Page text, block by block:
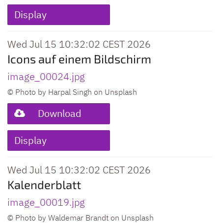
Display
Wed Jul 15 10:32:02 CEST 2026
Icons auf einem Bildschirm
image_00024.jpg
© Photo by Harpal Singh on Unsplash
Download
Display
Wed Jul 15 10:32:02 CEST 2026
Kalenderblatt
image_00019.jpg
© Photo by Waldemar Brandt on Unsplash